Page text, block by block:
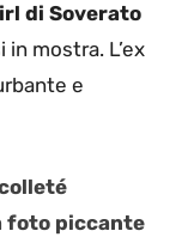
di Soverato
mostra. L’ex
e
foto piccante